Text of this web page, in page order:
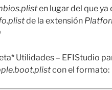
en lugar del que ya
de la extensión
Utilidades – EFIStudio
con el formato: